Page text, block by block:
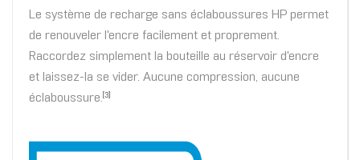
Le système de recharge sans éclaboussures HP permet
de renouveler l'encre facilement et proprement.
Raccordez simplement la bouteille au réservoir d'encre
et laissez-la se vider. Aucune compression, aucune
éclaboussure. [3]